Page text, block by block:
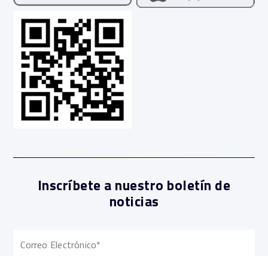
Inscríbete a nuestro boletín de
noticias